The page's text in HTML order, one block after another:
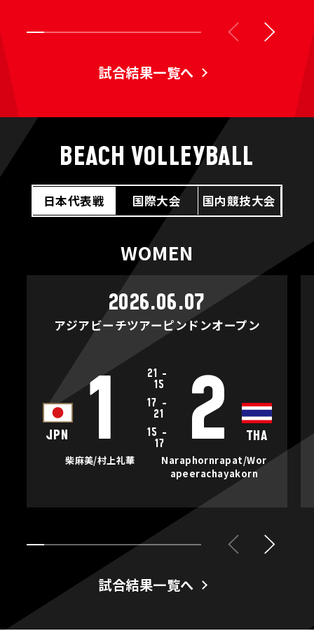
試合結果一覧へ
BEACH VOLLEYBALL
日本代表戦 国際大会 国内競技大会
WOMEN
2026.06.07
アジアビーチツアーピンドンオープン
JPN 1 21
-
15
17 -
21
15 -
17
2 THA
柴麻美/村上礼華
Naraphornrapat/Wor
apeerachayakorn
試合結果一覧へ